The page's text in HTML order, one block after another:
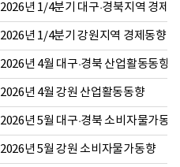
2026년 1/4분기 대구·경북지역 경제
2026년 1/4분기 강원지역 경제동향
2026년 4월 대구·경북 산업활동동향
2026년 4월 강원 산업활동동향
2026년 5월 대구·경북 소비자물가동향
2026년 5월 강원 소비자물가동향